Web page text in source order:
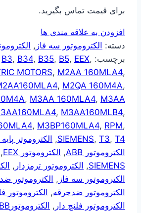
برای قیمت تماس بگیرید.
افزودن به علاقه مندی ها
دسته: الکتروموتور سه فاز ,
برچسب:
B3, B34, B35, B5, EEX,
MOTORS, M2AA 160MLA4,
, M2QA 160M4A,
, M3AA 160MLA4, M3AA
, M3AA160MLB4,
, M3BP160MLA4, RPM,
SIEMENS, T3, T4
, الکتروموتر پایه
الکتروموتور ABB
, الکتروموتور EEX ,
SIEMENS
, الکتروموتور ترمزدار ,
الکتروموتور سه فاز , الکتروموتور
الکتروموتور ضدجرقه, الکتروموتور
الکتروموتور فلنچ دار , الکتروموتورABB